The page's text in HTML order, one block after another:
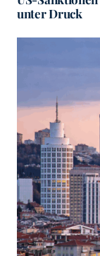
unter Druck